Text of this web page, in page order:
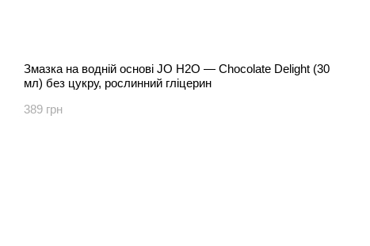
Змазка на водній основі JO H2O — Chocolate Delight (30
мл) без цукру, рослинний гліцерин
389 грн